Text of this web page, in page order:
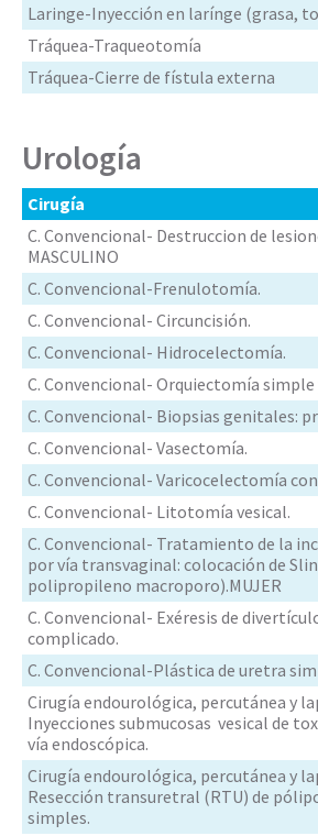
Laringe-Inyección en larínge (grasa,
Tráquea-Traqueotomía
Tráquea-Cierre de fístula externa
Urología
Cirugía
C. Convencional- Destruccion de
MASCULINO
C. Convencional-Frenulotomía.
C. Convencional- Circuncisión.
C. Convencional- Hidrocelectomía.
C. Convencional- Orquiectomía simple
C. Convencional- Biopsias genitales:
C. Convencional- Vasectomía.
C. Convencional- Varicocelectomía
C. Convencional- Litotomía vesical.
C. Convencional- Tratamiento de la
por vía transvaginal: colocación de
polipropileno macroporo).MUJER
C. Convencional- Exéresis de
complicado.
C. Convencional-Plástica de uretra
Cirugía endourológica, percutánea y
Inyecciones submucosas vesical de
vía endoscópica.
Cirugía endourológica, percutánea y
Resección transuretral (RTU) de
simples.